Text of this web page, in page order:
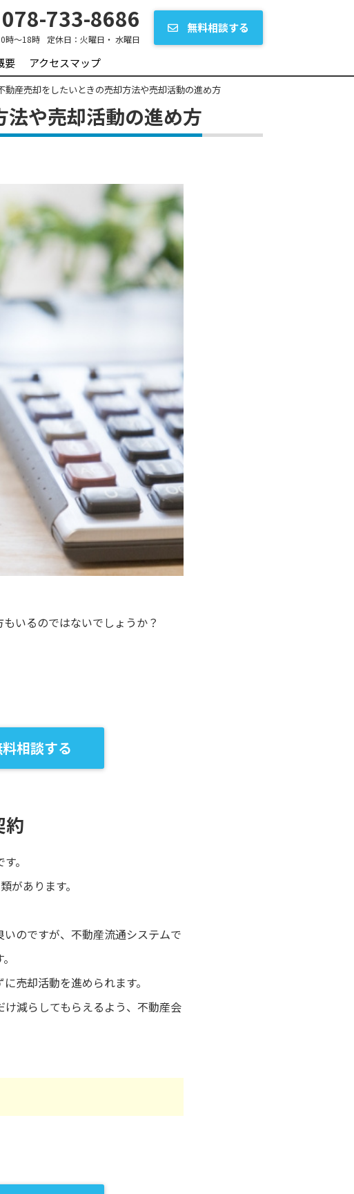
078-733-8686
時～18時 定休日： 火曜日・ 水曜日
無料相談する
要 アクセスマップ
動産売却をしたいときの売却方法や売却活動の進め方
法や売却活動の進め方
いるのではないでしょうか？
相談する
約
。
あります。
のですが、不動産流通システムで
売却活動を進められます。
減らしてもらえるよう、不動産会